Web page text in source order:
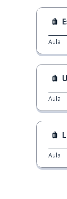
Aula
Aula
Aula